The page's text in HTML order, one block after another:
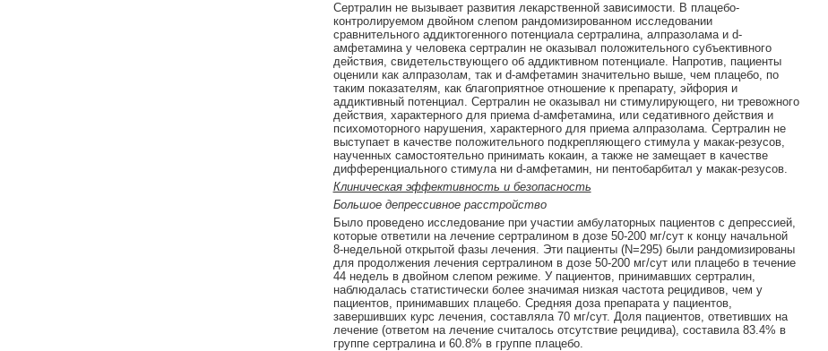
Сертралин не вызывает развития лекарственной зависимости. В плацебо-
контролируемом двойном слепом рандомизированном исследовании
сравнительного аддиктогенного потенциала сертралина, алпразолама и d-
амфетамина у человека сертралин не оказывал положительного субъективного
действия, свидетельствующего об аддиктивном потенциале. Напротив, пациенты
оценили как алпразолам, так и d-амфетамин значительно выше, чем плацебо, по
таким показателям, как благоприятное отношение к препарату, эйфория и
аддиктивный потенциал. Сертралин не оказывал ни стимулирующего, ни тревожного
действия, характерного для приема d-амфетамина, или седативного действия и
психомоторного нарушения, характерного для приема алпразолама. Сертралин не
выступает в качестве положительного подкрепляющего стимула у макак-резусов,
наученных самостоятельно принимать кокаин, а также не замещает в качестве
дифференциального стимула ни d-амфетамин, ни пентобарбитал у макак-резусов.
Клиническая эффективность и безопасность
Большое депрессивное расстройство
Было проведено исследование при участии амбулаторных пациентов с депрессией,
которые ответили на лечение сертралином в дозе 50-200 мг/сут к концу начальной
8-недельной открытой фазы лечения. Эти пациенты (N=295) были рандомизированы
для продолжения лечения сертралином в дозе 50-200 мг/сут или плацебо в течение
44 недель в двойном слепом режиме. У пациентов, принимавших сертралин,
наблюдалась статистически более значимая низкая частота рецидивов, чем у
пациентов, принимавших плацебо. Средняя доза препарата у пациентов,
завершивших курс лечения, составляла 70 мг/сут. Доля пациентов, ответивших на
лечение (ответом на лечение считалось отсутствие рецидива), составила 83.4% в
группе сертралина и 60.8% в группе плацебо.